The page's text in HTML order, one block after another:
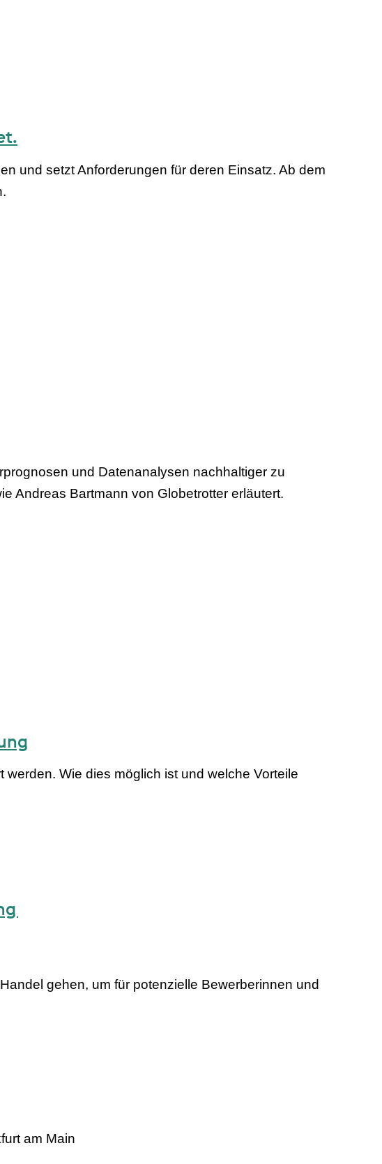
und setzt Anforderungen für deren Einsatz. Ab dem
und Datenanalysen nachhaltiger zu
Andreas Bartmann von Globetrotter erläutert.
Wie dies möglich ist und welche Vorteile
gehen, um für potenzielle Bewerberinnen und
am Main